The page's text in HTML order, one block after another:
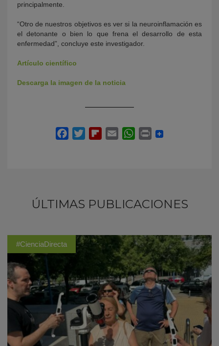
principalmente.
“Otro de nuestros objetivos es ver si la neuroinflamación es
el detonante o bien lo que frena el desarrollo de esta
enfermedad”, concluye este investigador.
Artículo científico
Descarga la imagen de la noticia
ÚLTIMAS PUBLICACIONES
#CienciaDirecta